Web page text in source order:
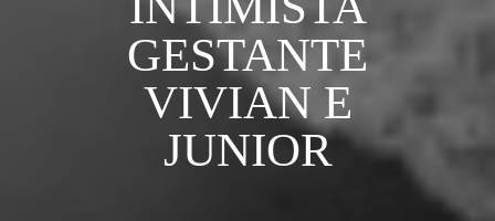
GESTANTE
VIVIAN E
JUNIOR